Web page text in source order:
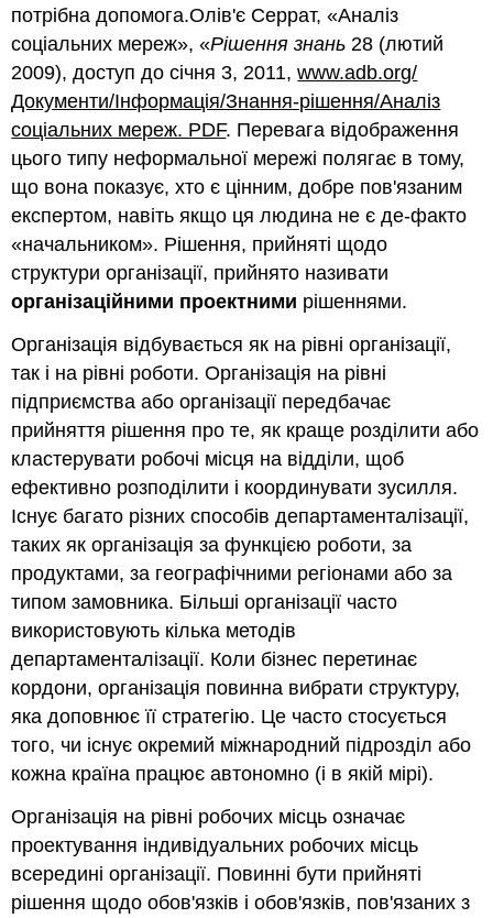
потрібна допомога.Олів'є Серрат, «Аналіз
соціальних мереж», «Рішення знань 28 (лютий
2009), доступ до січня 3, 2011,www.adb.org/
Документи/Інформація/Знання-рішення/Аналіз
соціальних мереж. PDF. Перевага відображення
цього типу неформальної мережі полягає в тому,
що вона показує, хто є цінним, добре пов'язаним
експертом, навіть якщо ця людина не є де-факто
«начальником». Рішення, прийняті щодо
структури організації, прийнято називати
організаційними проектними рішеннями.
Організація відбувається як на рівні організації,
так і на рівні роботи. Організація на рівні
підприємства або організації передбачає
прийняття рішення про те, як краще розділити або
кластерувати робочі місця на відділи, щоб
ефективно розподілити і координувати зусилля.
Існує багато різних способів департаменталізації,
таких як організація за функцією роботи, за
продуктами, за географічними регіонами або за
типом замовника. Більші організації часто
використовують кілька методів
департаменталізації. Коли бізнес перетинає
кордони, організація повинна вибрати структуру,
яка доповнює її стратегію. Це часто стосується
того, чи існує окремий міжнародний підрозділ або
кожна країна працює автономно (і в якій мірі).
Організація на рівні робочих місць означає
проектування індивідуальних робочих місць
всередині організації. Повинні бути прийняті
рішення щодо обов'язків і обов'язків, пов'язаних з